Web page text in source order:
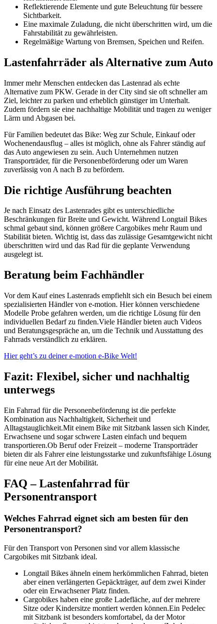
Reflektierende Elemente und gute Beleuchtung für bessere
Sichtbarkeit.
Eine maximale Zuladung, die nicht überschritten wird, um die
Fahrstabilität zu gewährleisten.
Regelmäßige Wartung von Bremsen, Speichen und Reifen.
Lastenfahrräder als Alternative zum Auto
Immer mehr Menschen entdecken das Lastenrad als echte
Alternative zum PKW. Gerade in der City sind sie oft schneller am
Ziel, leichter zu parken und erheblich günstiger im Unterhalt.
Zudem fördern sie eine nachhaltige Mobilität und tragen zu weniger
Lärm und Abgasen bei.
Für Familien bedeutet das Bike: Weg zur Schule, Einkauf oder
Wochenendausflug – alles ist möglich, ohne als Fahrer ständig auf
das Auto angewiesen zu sein. Auch Unternehmen nutzen
Transporträder, für die Personenbeförderung oder um Waren
zuverlässig von A nach B zu befördern.
Die richtige Ausführung beachten
Je nach Einsatz des Lastenrades gibt es unterschiedliche
Beschränkungen für Breite und Gewicht. Während Longtail Bikes
schmal gebaut sind, können größere Cargobikes mehr Raum und
Stabilität bieten. Wichtig ist, dass das zulässige Gesamtgewicht nicht
überschritten wird und das Rad für die geplante Verwendung
ausgelegt ist.
Beratung beim Fachhändler
Vor dem Kauf eines Lastenrads empfiehlt sich ein Besuch bei einem
spezialisierten Händler von e-motion. Hier können verschiedene
Modelle Probe gefahren werden, um die richtige Lösung für den
individuellen Bedarf zu finden.Viele Händler bieten auch Videos
und Beratungsgespräche an, um die Technik und Ausstattung des
Fahrrads verständlich zu erklären.
Hier geht’s zu deiner e-motion e-Bike Welt!
Fazit: Flexibel, sicher und nachhaltig
unterwegs
Ein Fahrrad für die Personenbeförderung ist die perfekte
Kombination aus Nachhaltigkeit, Sicherheit und
Alltagstauglichkeit.Mit einem Bike mit Sitzbank lassen sich Kinder,
Erwachsene und sogar schwere Lasten einfach und bequem
transportieren.Ob Beruf oder Freizeit – moderne Transporträder
bieten dir als Fahrer eine leistungsstarke und zukunftsfähige Lösung
für eine neue Art der Mobilität.
FAQ – Lastenfahrrad für
Personentransport
Welches Fahrrad eignet sich am besten für den
Personentransport?
Für den Transport von Personen sind vor allem klassische
Cargobikes mit Sitzbank ideal.
Longtail Bikes ähneln einem herkömmlichen Fahrrad, bieten
aber einen verlängerten Gepäckträger, auf dem zwei Kinder
oder ein Erwachsener Platz finden.
Cargobikes haben eine große Ladefläche, auf der mehrere
Sitze oder Kindersitze montiert werden können.Ein Pedelec
mit Sitzbank ist besonders komfortabel, da der Motor